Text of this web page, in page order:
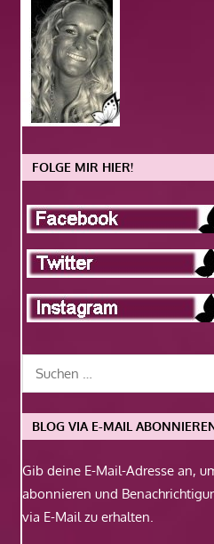
FOLGE MIR HIER!
BLOG VIA E-MAIL
Gib deine E-Mail-Adresse an,
abonnieren und
via E-Mail zu erhalten.